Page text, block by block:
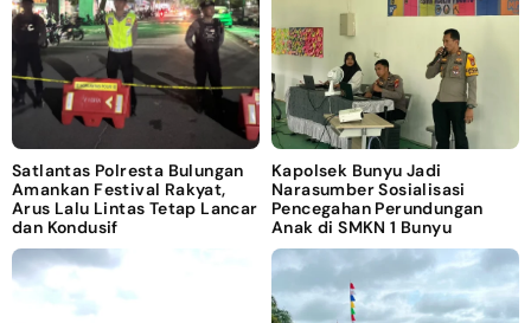
Satlantas Polresta Bulungan
Amankan Festival Rakyat,
Arus Lalu Lintas Tetap Lancar
dan Kondusif
Kapolsek Bunyu Jadi
Narasumber Sosialisasi
Pencegahan Perundungan
Anak di SMKN 1 Bunyu